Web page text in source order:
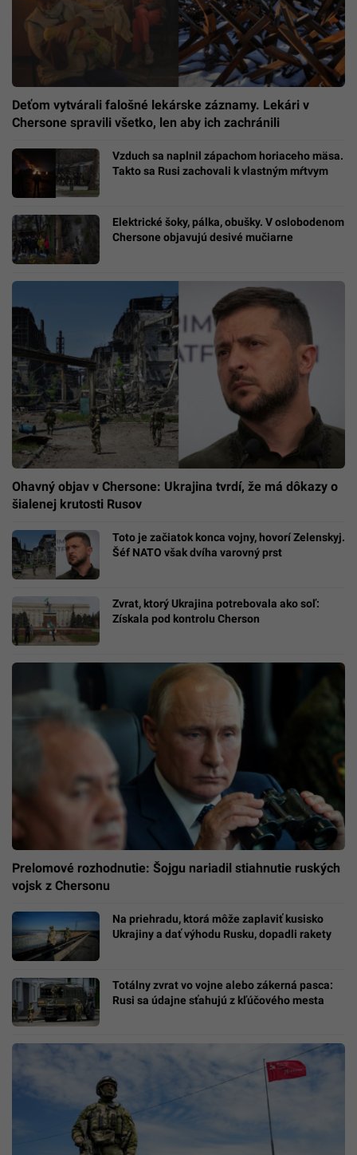
Deťom vytvárali falošné lekárske záznamy. Lekári v
Chersone spravili všetko, len aby ich zachránili
Vzduch sa naplnil zápachom horiaceho mäsa.
Takto sa Rusi zachovali k vlastným mŕtvym
Elektrické šoky, pálka, obušky. V oslobodenom
Chersone objavujú desivé mučiarne
Ohavný objav v Chersone: Ukrajina tvrdí, že má dôkazy o
šialenej krutosti Rusov
Toto je začiatok konca vojny, hovorí Zelenskyj.
Šéf NATO však dvíha varovný prst
Zvrat, ktorý Ukrajina potrebovala ako soľ:
Získala pod kontrolu Cherson
Prelomové rozhodnutie: Šojgu nariadil stiahnutie ruských
vojsk z Chersonu
Na priehradu, ktorá môže zaplaviť kusisko
Ukrajiny a dať výhodu Rusku, dopadli rakety
Totálny zvrat vo vojne alebo zákerná pasca:
Rusi sa údajne sťahujú z kľúčového mesta